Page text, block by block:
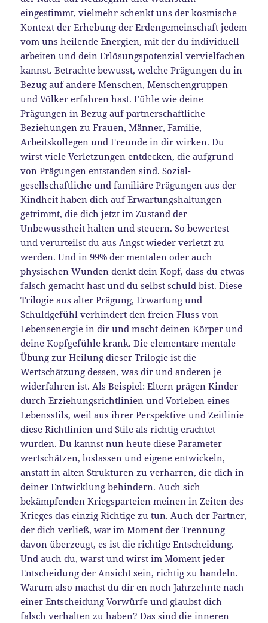
eingestimmt, vielmehr schenkt uns der kosmische
Kontext der Erhebung der Erdengemeinschaft jedem
vom uns heilende Energien, mit der du individuell
arbeiten und dein Erlösungspotenzial vervielfachen
kannst. Betrachte bewusst, welche Prägungen du in
Bezug auf andere Menschen, Menschengruppen
und Völker erfahren hast. Fühle wie deine
Prägungen in Bezug auf partnerschaftliche
Beziehungen zu Frauen, Männer, Familie,
Arbeitskollegen und Freunde in dir wirken. Du
wirst viele Verletzungen entdecken, die aufgrund
von Prägungen entstanden sind. Sozial-
gesellschaftliche und familiäre Prägungen aus der
Kindheit haben dich auf Erwartungshaltungen
getrimmt, die dich jetzt im Zustand der
Unbewusstheit halten und steuern. So bewertest
und verurteilst du aus Angst wieder verletzt zu
werden. Und in 99% der mentalen oder auch
physischen Wunden denkt dein Kopf, dass du etwas
falsch gemacht hast und du selbst schuld bist. Diese
Trilogie aus alter Prägung, Erwartung und
Schuldgefühl verhindert den freien Fluss von
Lebensenergie in dir und macht deinen Körper und
deine Kopfgefühle krank. Die elementare mentale
Übung zur Heilung dieser Trilogie ist die
Wertschätzung dessen, was dir und anderen je
widerfahren ist. Als Beispiel: Eltern prägen Kinder
durch Erziehungsrichtlinien und Vorleben eines
Lebensstils, weil aus ihrer Perspektive und Zeitlinie
diese Richtlinien und Stile als richtig erachtet
wurden. Du kannst nun heute diese Parameter
wertschätzen, loslassen und eigene entwickeln,
anstatt in alten Strukturen zu verharren, die dich in
deiner Entwicklung behindern. Auch sich
bekämpfenden Kriegsparteien meinen in Zeiten des
Krieges das einzig Richtige zu tun. Auch der Partner,
der dich verließ, war im Moment der Trennung
davon überzeugt, es ist die richtige Entscheidung.
Und auch du, warst und wirst im Moment jeder
Entscheidung der Ansicht sein, richtig zu handeln.
Warum also machst du dir en noch Jahrzehnte nach
einer Entscheidung Vorwürfe und glaubst dich
falsch verhalten zu haben? Das sind die inneren